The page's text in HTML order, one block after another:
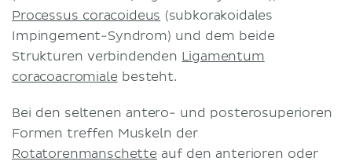
Processus coracoideus (subkorakoidales
Impingement-Syndrom) und dem beide
Strukturen verbindenden Ligamentum
coracoacromiale besteht.
Bei den seltenen antero- und posterosuperioren
Formen treffen Muskeln der
Rotatorenmanschette auf den anterioren oder